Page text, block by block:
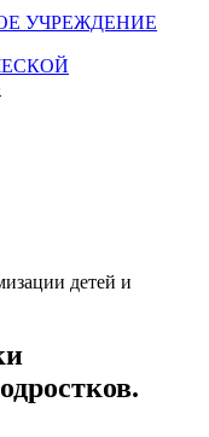
УЧРЕЖДЕНИЕ
детей и